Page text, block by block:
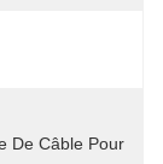
De Câble Pour